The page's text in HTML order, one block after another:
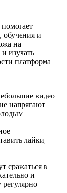
обучения и
на
изучать
платформа
видео
напрягают
лайки,
сражаться в
и